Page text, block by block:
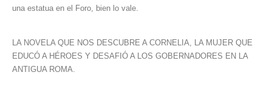
una estatua en el Foro, bien lo vale.
LA NOVELA QUE NOS DESCUBRE A CORNELIA, LA MUJER QUE
EDUCÓ A HÉROES Y DESAFIÓ A LOS GOBERNADORES EN LA
ANTIGUA ROMA.